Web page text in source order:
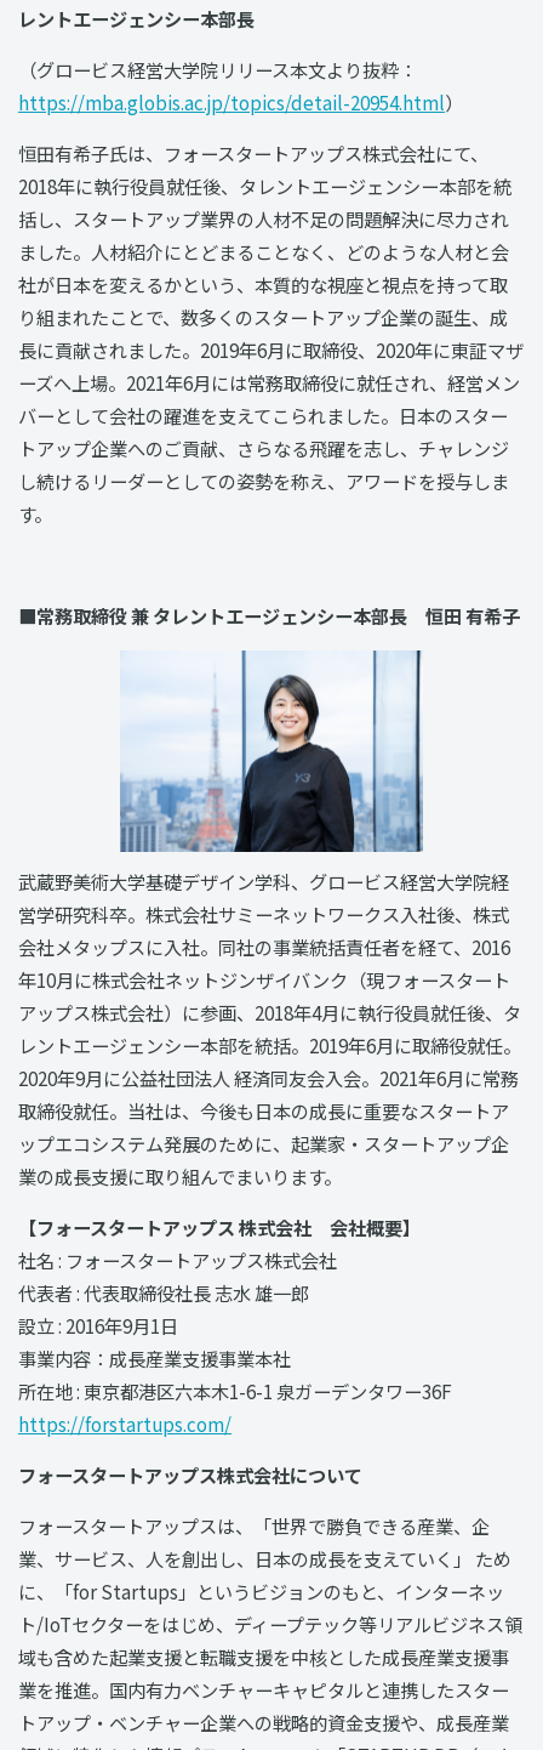
レントエージェンシー本部長
（グロービス経営大学院リリース本文より抜粋：
https://mba.globis.ac.jp/topics/detail-20954.html）
恒田有希子氏は、フォースタートアップス株式会社にて、
2018年に執行役員就任後、タレントエージェンシー本部を統
括し、スタートアップ業界の人材不足の問題解決に尽力され
ました。人材紹介にとどまることなく、どのような人材と会
社が日本を変えるかという、本質的な視座と視点を持って取
り組まれたことで、数多くのスタートアップ企業の誕生、成
長に貢献されました。2019年6月に取締役、2020年に東証マザ
ーズへ上場。2021年6月には常務取締役に就任され、経営メン
バーとして会社の躍進を支えてこられました。日本のスター
トアップ企業へのご貢献、さらなる飛躍を志し、チャレンジ
し続けるリーダーとしての姿勢を称え、アワードを授与しま
す。
■常務取締役 兼 タレントエージェンシー本部長 恒田 有希子
武蔵野美術大学基礎デザイン学科、グロービス経営大学院経
営学研究科卒。株式会社サミーネットワークス入社後、株式
会社メタップスに入社。同社の事業統括責任者を経て、2016
年10月に株式会社ネットジンザイバンク（現フォースタート
アップス株式会社）に参画、2018年4月に執行役員就任後、タ
レントエージェンシー本部を統括。2019年6月に取締役就任。
2020年9月に公益社団法人 経済同友会入会。2021年6月に常務
取締役就任。当社は、今後も日本の成長に重要なスタートア
ップエコシステム発展のために、起業家・スタートアップ企
業の成長支援に取り組んでまいります。
【フォースタートアップス 株式会社 会社概要】
社名 : フォースタートアップス株式会社
代表者 : 代表取締役社⻑ 志水 雄一郎
設立 : 2016年9月1日
事業内容：成長産業支援事業本社
所在地 : 東京都港区六本木1-6-1 泉ガーデンタワー36F
https://forstartups.com/
フォースタートアップス株式会社について
フォースタートアップスは、「世界で勝負できる産業、企
業、サービス、人を創出し、日本の成⻑を支えていく」 ため
に、「for Startups」というビジョンのもと、インターネッ
ト/IoTセクターをはじめ、ディープテック等リアルビジネス領
域も含めた起業支援と転職支援を中核とした成長産業支援事
業を推進。国内有⼒ベンチャーキャピタルと連携したスター
トアップ・ベンチャー企業への戦略的資⾦⽀援や、成長産業